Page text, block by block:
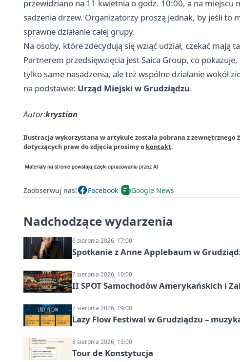
przewidziano na 11 kwietnia o godz. 10:00, a na
sadzenia drzew. Organizatorzy proszą jednak, by jeśli to
sprawne działanie całej grupy.
Na osoby, które zdecydują się wziąć udział, czekać mają
Partnerem przedsięwzięcia jest Saica Group, co
tylko same nasadzenia, ale też wspólne działanie wokół
na podstawie: Urząd Miejski w Grudziądzu.
Autor:krystian
Ilustracja wykorzystana w artykule została pobrana z zewnętrznego
dotyczących praw do zdjęcia prosimy o kontakt.
Zaobserwuj nas! Facebook Google News
Nadchodzące wydarzenia
6 sierpnia 2026, 17:00
Spotkanie z Anne Applebaum w
7 sierpnia 2026, 10:00
II SPOT Samochodów Amerykańskich i
7 sierpnia 2026, 19:00
Lazy Flow Festiwal w Grudziądzu –
8 sierpnia 2026, 13:00
Tour de Konstytucja